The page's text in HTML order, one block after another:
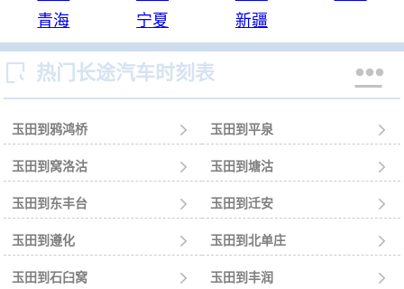
青海
宁夏 新疆
 热门长途汽车时刻表 
玉田到鸦鸿桥  玉田到平泉 
玉田到窝洛沽  玉田到塘沽 
玉田到东丰台  玉田到迁安 
玉田到遵化  玉田到北单庄 
玉田到石臼窝  玉田到丰润 